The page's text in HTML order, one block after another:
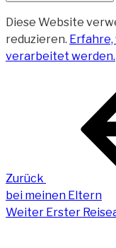
Diese Website
reduzieren.
verarbeitet werden.
Zurück
bei meinen Eltern
Nächster
Weiter Erster